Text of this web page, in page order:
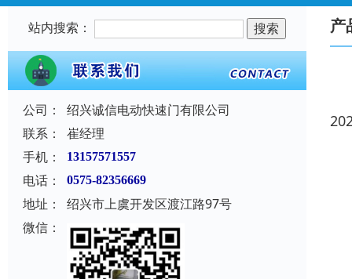
站内搜索：
公司：
绍兴诚信电动快速门有限公司
联系：
崔经理
手机：
13157571557
电话： 0575-82356669
地址：
绍兴市上虞开发区渡江路97号
微信：
产